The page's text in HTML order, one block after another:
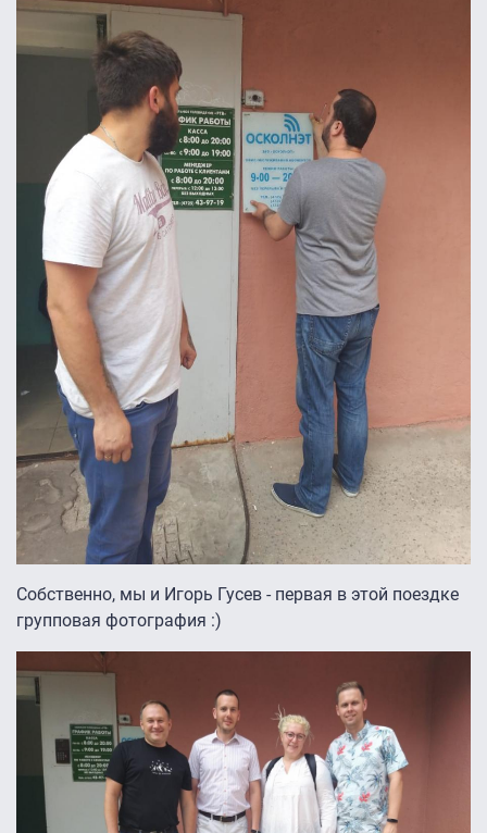
Собственно, мы и Игорь Гусев - первая в этой поездке
групповая фотография :)